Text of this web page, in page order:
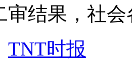
审结果，社
TNT时报